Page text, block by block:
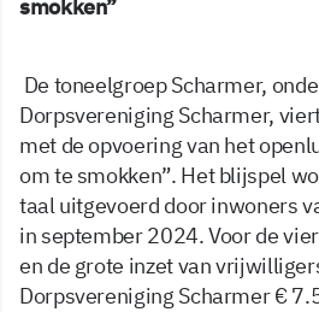
smokken”
De toneelgroep Scharmer,
Dorpsvereniging Scharmer,
met de opvoering van het
om te smokken”. Het blijspel
taal uitgevoerd door inwoners
in september 2024. Voor de
en de grote inzet van
Dorpsvereniging Scharmer €